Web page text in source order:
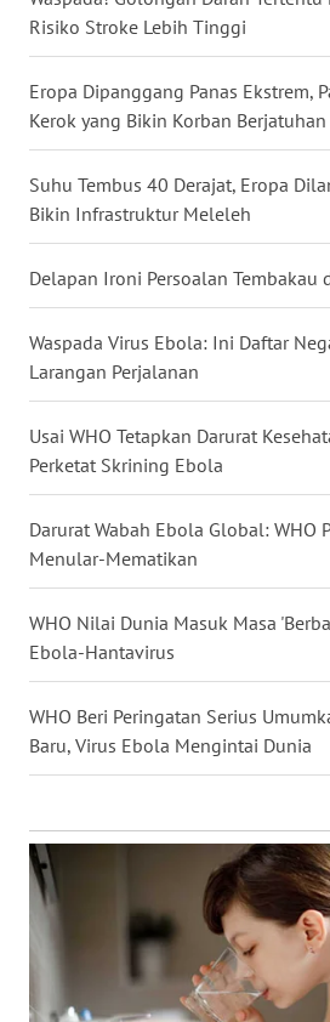
Risiko Stroke Lebih Tinggi
Eropa Dipanggang Panas Ekstrem,
Kerok yang Bikin Korban Berjatuhan
Suhu Tembus 40 Derajat, Eropa
Bikin Infrastruktur Meleleh
Delapan Ironi Persoalan Tembakau
Waspada Virus Ebola: Ini Daftar
Larangan Perjalanan
Usai WHO Tetapkan Darurat
Perketat Skrining Ebola
Darurat Wabah Ebola Global: WHO
Menular-Mematikan
WHO Nilai Dunia Masuk Masa
Ebola-Hantavirus
WHO Beri Peringatan Serius
Baru, Virus Ebola Mengintai Dunia
WN
WN
KEPRI
WN
PAPUA
WN
PAPUA
BARAT
RIAU
SERAMBI
JAMBI
WN
NTB